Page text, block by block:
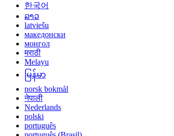
한국어
ລາວ
latviešu
македонски
монгол
मराठी
Melayu
မြန်မာ
norsk bokmål
नेपाली
Nederlands
polski
português